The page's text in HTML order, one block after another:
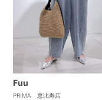
Fuu
PRIMA 恵比寿店